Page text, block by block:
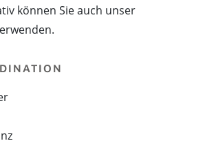
können Sie auch unser